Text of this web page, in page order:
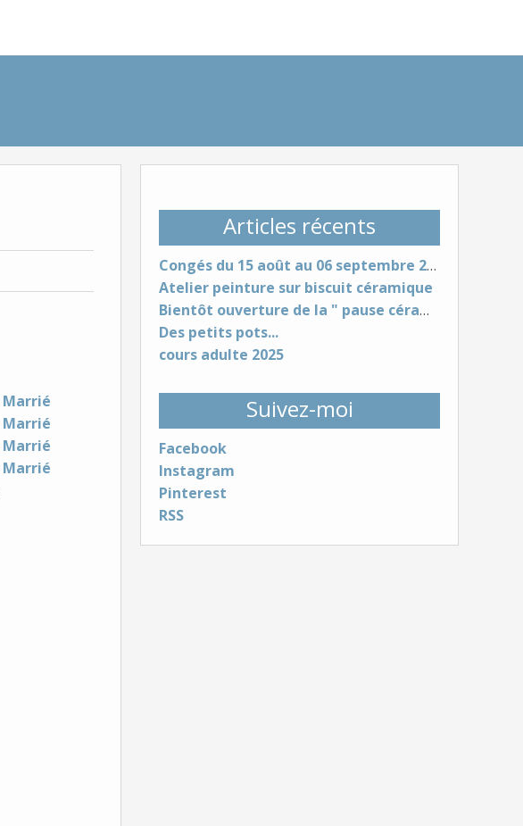
Articles récents
Congés du 15 août au 06 septembre 2026
Atelier peinture sur biscuit céramique
Bientôt ouverture de la " pause céram"
Des petits pots...
cours adulte 2025
Suivez-moi
Facebook
Instagram
Pinterest
RSS